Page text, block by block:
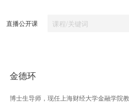
直播公开课
金德环
博士生导师，现任上海财经大学金融学院